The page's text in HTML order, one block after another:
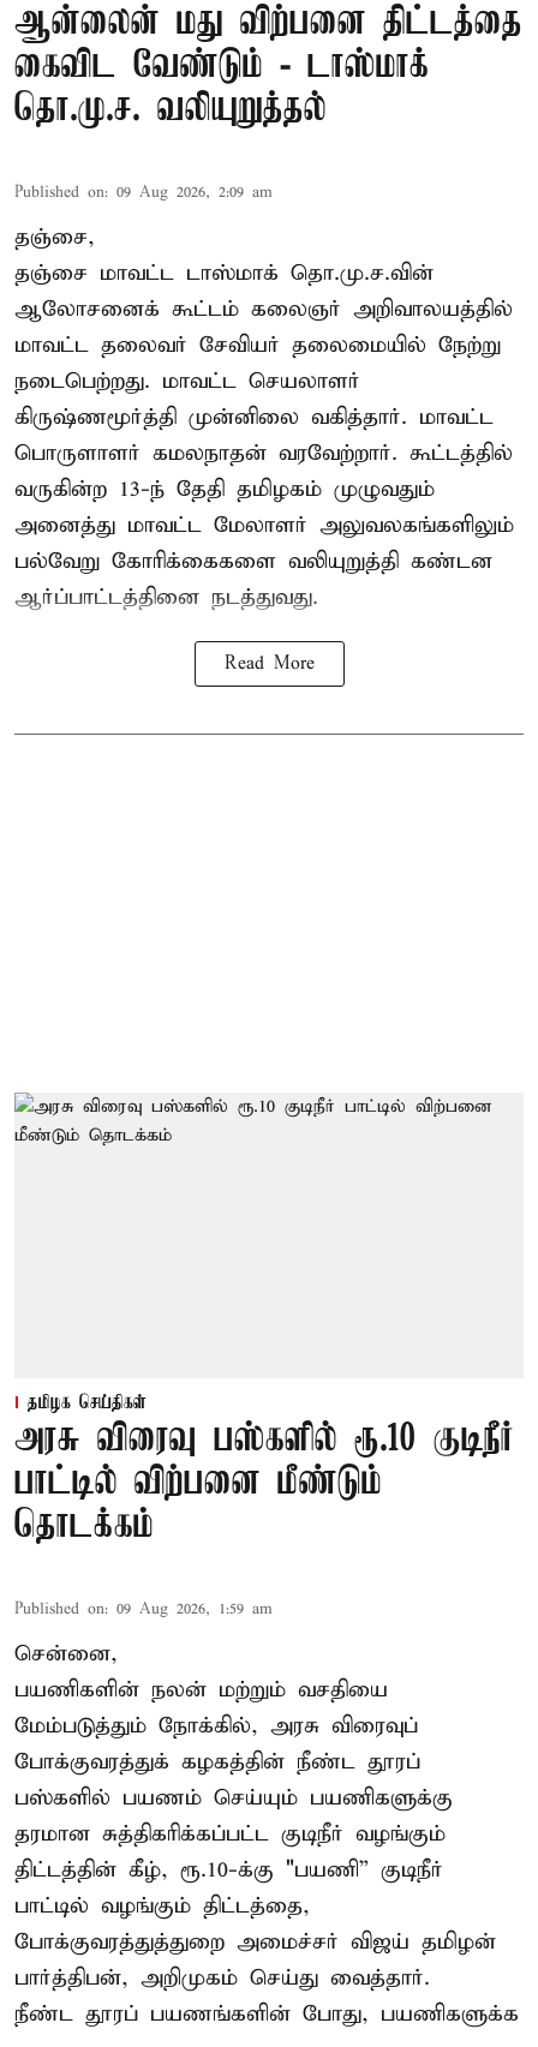
ஆன்லைன் மது விற்பனை திட்டத்தை
கைவிட வேண்டும் - டாஸ்மாக்
தொ.மு.ச. வலியுறுத்தல்
Published on: 09 Aug 2026, 2:09 am
தஞ்சை,
தஞ்சை மாவட்ட டாஸ்மாக் தொ.மு.ச.வின்
ஆலோசனைக் கூட்டம் கலைஞர் அறிவாலயத்தில்
மாவட்ட தலைவர் சேவியர் தலைமையில் நேற்று
நடைபெற்றது. மாவட்ட செயலாளர்
கிருஷ்ணமூர்த்தி முன்னிலை வகித்தார். மாவட்ட
பொருளாளர் கமலநாதன் வரவேற்றார். கூட்டத்தில்
வருகின்ற 13-ந் தேதி தமிழகம் முழுவதும்
அனைத்து மாவட்ட மேலாளர் அலுவலகங்களிலும்
பல்வேறு கோரிக்கைகளை வலியுறுத்தி கண்டன
ஆர்ப்பாட்டத்தினை நடத்துவது.
Read More
தமிழக செய்திகள்
அரசு விரைவு பஸ்களில் ரூ.10 குடிநீர்
பாட்டில் விற்பனை மீண்டும்
தொடக்கம்
Published on: 09 Aug 2026, 1:59 am
சென்னை,
பயணிகளின் நலன் மற்றும் வசதியை
மேம்படுத்தும் நோக்கில், அரசு விரைவுப்
போக்குவரத்துக் கழகத்தின் நீண்ட தூரப்
பஸ்களில் பயணம் செய்யும் பயணிகளுக்கு
தரமான சுத்திகரிக்கப்பட்ட குடிநீர் வழங்கும்
திட்டத்தின் கீழ், ரூ.10-க்கு "பயணி” குடிநீர்
பாட்டில் வழங்கும் திட்டத்தை,
போக்குவரத்துத்துறை அமைச்சர் விஜய் தமிழன்
பார்த்திபன், அறிமுகம் செய்து வைத்தார்.
நீண்ட தூரப் பயணங்களின் போது, பயணிகளுக்க